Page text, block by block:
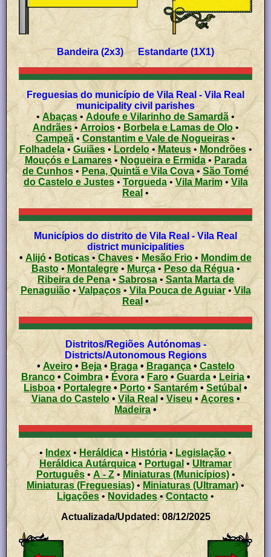
Bandeira (2x3) Estandarte (1X1)
Freguesias do município de Vila Real - Vila Real
municipality civil parishes
• Abaças • Adoufe e Vilarinho de Samardã •
Andrães• Arroios• Borbela e Lamas de Olo•
Campeã • Constantim e Vale de Nogueiras •
Folhadela•Guiães• Lordelo• Mateus • Mondrões•
Mouçós e Lamares• Nogueira e Ermida • Parada
de Cunhos • Pena, Quintã e Vila Cova •São Tomé
do Castelo e Justes• Torgueda• Vila Marim•Vila
Real •
Municípios do distrito de Vila Real - Vila Real
district municipalities
• Alijó• Boticas • Chaves • Mesão Frio • Mondim de
Basto• Montalegre• Murça• Peso da Régua•
Ribeira de Pena• Sabrosa• Santa Marta de
Penaguião• Valpaços• Vila Pouca de Aguiar• Vila
Real •
Distritos/Regiões Autónomas -
Districts/Autonomous Regions
• Aveiro• Beja•Braga• Bragança• Castelo
Branco• Coimbra• Évora• Faro• Guarda• Leiria•
Lisboa • Portalegre•Porto• Santarém • Setúbal •
Viana do Castelo• Vila Real •Viseu • Açores •
Madeira •
• Index • Heráldica • História • Legislação •
Heráldica Autárquica • Portugal • Ultramar
Português• A - Z• Miniaturas (Municípios)•
Miniaturas (Freguesias) • Miniaturas (Ultramar)•
Ligações •Novidades•Contacto •
Actualizada/Updated: 08/12/2025